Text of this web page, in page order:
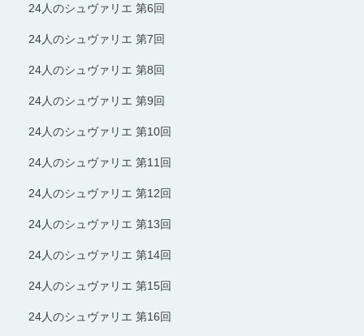
24人のシュヴァリエ 第6回
24人のシュヴァリエ 第7回
24人のシュヴァリエ 第8回
24人のシュヴァリエ 第9回
24人のシュヴァリエ 第10回
24人のシュヴァリエ 第11回
24人のシュヴァリエ 第12回
24人のシュヴァリエ 第13回
24人のシュヴァリエ 第14回
24人のシュヴァリエ 第15回
24人のシュヴァリエ 第16回